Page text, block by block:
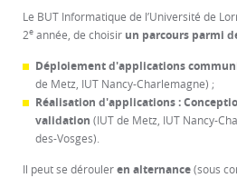
Le BUT Informatique de l’Université de
2eannée, de choisir un parcours parmi
Déploiement d'applications
de Metz, IUT Nancy-Charlemagne) ;
Réalisation d'applications :
validation (IUT de Metz, IUT Nancy-
des-Vosges).
Il peut se dérouleren alternance(sous